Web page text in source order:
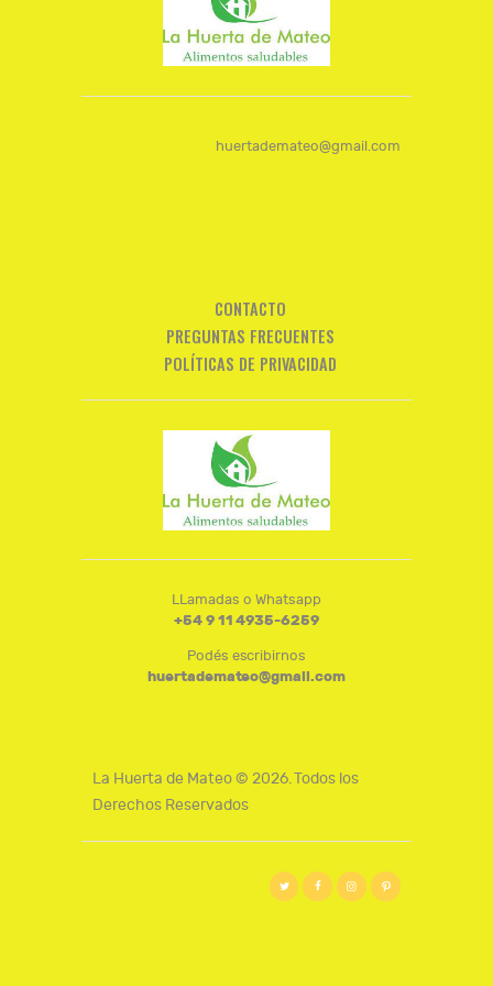
huertademateo@gmail.com
CONTACTO
PREGUNTAS FRECUENTES
POLÍTICAS DE PRIVACIDAD
LLamadas o Whatsapp
+54 9 11 4935-6259
Podés escribirnos
huertademateo@gmail.com
La Huerta de Mateo © 2026. Todos los
Derechos Reservados